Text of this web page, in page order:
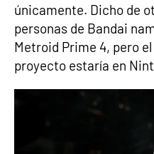
únicamente. Dicho de
personas de Bandai
Metroid Prime 4, pero
proyecto estaría en